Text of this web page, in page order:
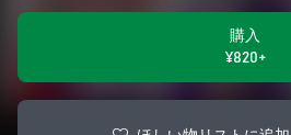
購入
¥820+